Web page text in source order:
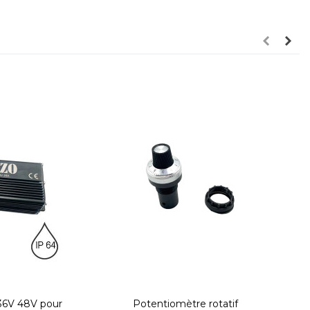
48V pour Potentiomètre rotatif